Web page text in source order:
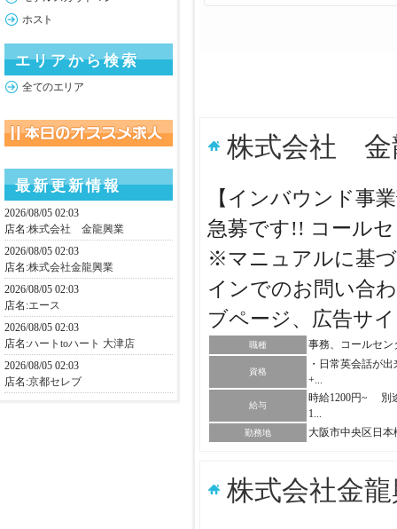
ホスト
エリアから検索
全てのエリア
最新更新情報
2026/08/05 02:03
店名:株式会社 金龍興業
2026/08/05 02:03
店名:株式会社金龍興業
2026/08/05 02:03
店名:エース
2026/08/05 02:03
店名:ハートtoハート 大津店
2026/08/05 02:03
店名:京都セレブ
株式会社 金
【インバウンド事
急募です!! コール
※マニュアルに基
インでのお問い合
ブページ、広告サ
職種 事務、コールセン
資格
・日常英会話が
+...
給与
時給1200円~ 別
1...
勤務地 大阪市中央区日本
株式会社金